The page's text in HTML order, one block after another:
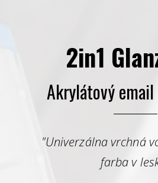
2in1
Akrylátový
"Univerzálna vrchná
farba v